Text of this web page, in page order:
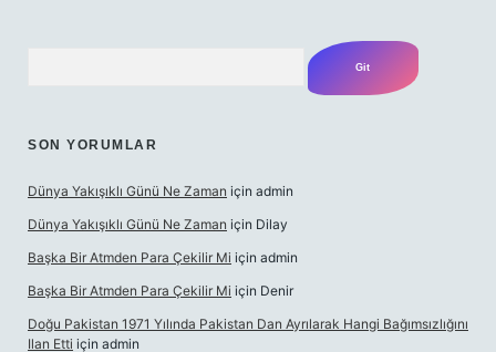
SON YORUMLAR
Dünya Yakışıklı Günü Ne Zaman için admin
Dünya Yakışıklı Günü Ne Zaman için Dilay
Başka Bir Atmden Para Çekilir Mi için admin
Başka Bir Atmden Para Çekilir Mi için Denir
Doğu Pakistan 1971 Yılında Pakistan Dan Ayrılarak Hangi Bağımsızlığını
Ilan Etti için admin